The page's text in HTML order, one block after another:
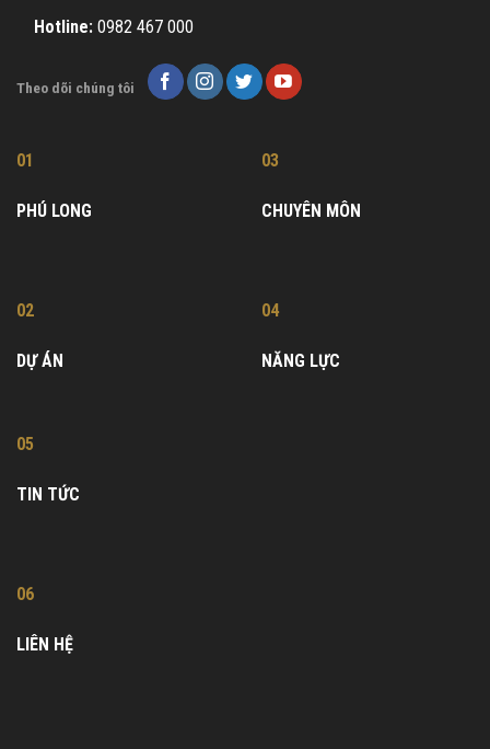
Hotline: 0982 467 000
Theo dõi chúng tôi
01
PHÚ LONG
02
DỰ ÁN
03
CHUYÊN MÔN
04
NĂNG LỰC
05
TIN TỨC
06
LIÊN HỆ